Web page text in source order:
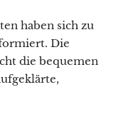
haben sich zu
Die
die bequemen